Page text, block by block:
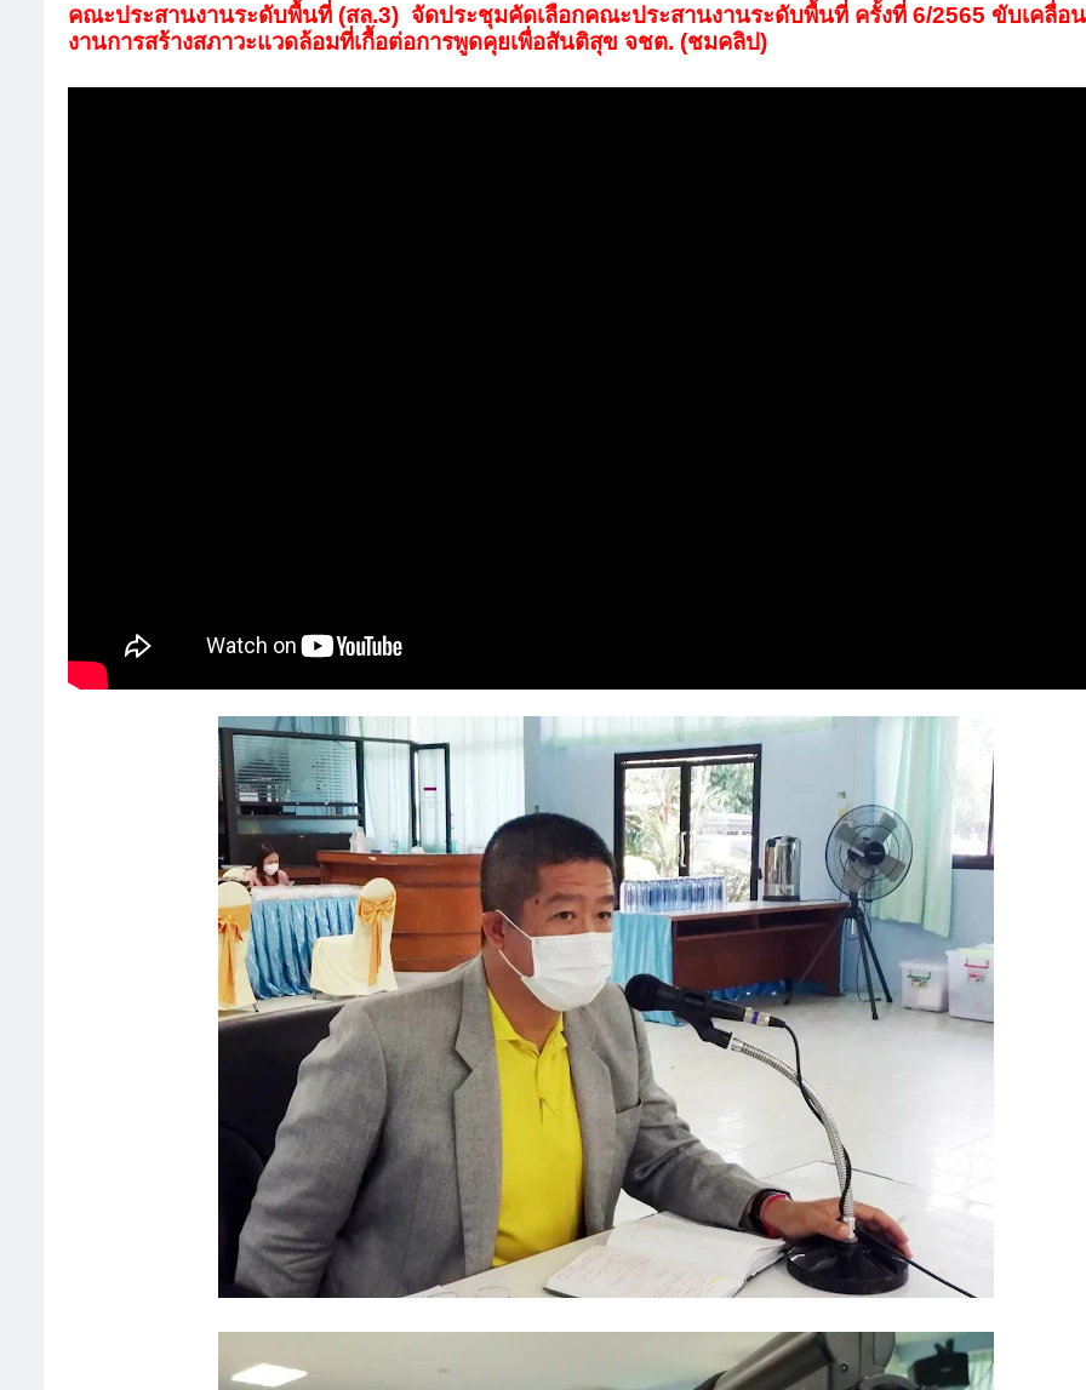
คณะประสานงานระดับพื้นที่ (สล.3) จัดประชุมคัดเลือกคณะประสานงานระดับพื้นที่ ครั้งที่ 6/2565 ขับเคลื่อน
งานการสร้างสภาวะแวดล้อมที่เกื้อต่อการพูดคุยเพื่อสันติสุข จชต. (ชมคลิป)